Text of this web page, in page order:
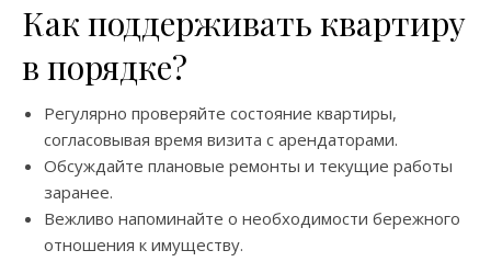
Как поддерживать квартиру
в порядке?
Регулярно проверяйте состояние квартиры,
согласовывая время визита с арендаторами.
Обсуждайте плановые ремонты и текущие работы
заранее.
Вежливо напоминайте о необходимости бережного
отношения к имуществу.